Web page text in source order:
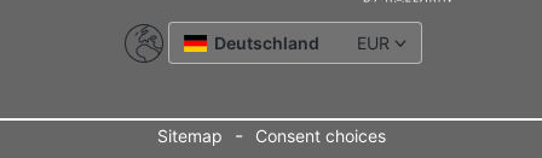
Deutschland EUR
Sitemap -
Consent choices